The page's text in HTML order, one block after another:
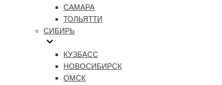
САМАРА
ТОЛЬЯТТИ
СИБИРЬ
КУЗБАСС
НОВОСИБИРСК
ОМСК